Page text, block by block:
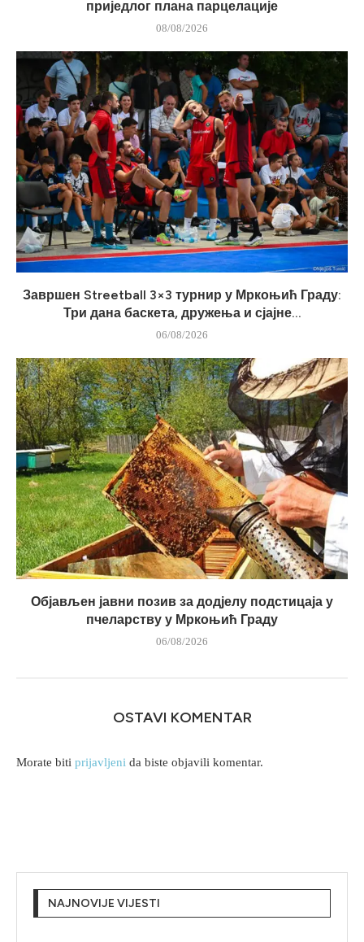
приједлог плана парцелације
08/08/2026
Завршен Streetball 3×3 турнир у Мркоњић Граду:
Три дана баскета, дружења и сјајне...
06/08/2026
Објављен јавни позив за додјелу подстицаја у
пчеларству у Мркоњић Граду
06/08/2026
OSTAVI KOMENTAR
Morate biti prijavljeni da biste objavili komentar.
NAJNOVIJE VIJESTI